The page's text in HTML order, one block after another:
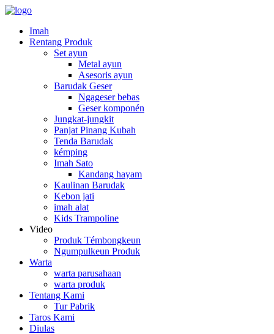
Imah
Rentang Produk
Set ayun
Metal ayun
Asesoris ayun
Barudak Geser
Ngageser bebas
Geser komponén
Jungkat-jungkit
Panjat Pinang Kubah
Tenda Barudak
kémping
Imah Sato
Kandang hayam
Kaulinan Barudak
Kebon jati
imah alat
Kids Trampoline
Video
Produk Témbongkeun
Ngumpulkeun Produk
Warta
warta parusahaan
warta produk
Tentang Kami
Tur Pabrik
Taros Kami
Diulas